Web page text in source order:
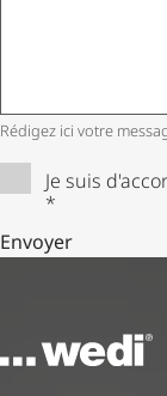
Rédigez ici votre
Je suis
*
Envoyer
Vers la page